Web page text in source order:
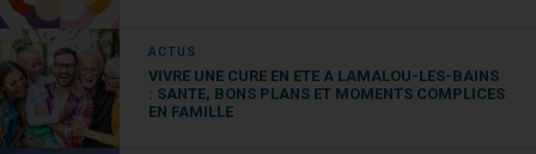
ACTUS
VIVRE UNE CURE EN ETE A LAMALOU-LES-BAINS
: SANTE, BONS PLANS ET MOMENTS COMPLICES
EN FAMILLE